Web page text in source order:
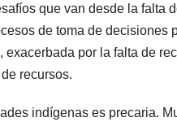
que van desde la falta
de toma de
por la falta de
recursos.
indígenas es precaria.